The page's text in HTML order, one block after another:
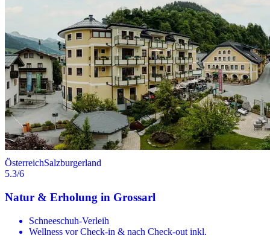
ÖsterreichSalzburgerland
5.3/6
Natur & Erholung in Grossarl
Schneeschuh-Verleih
Wellness vor Check-in & nach Check-out inkl.